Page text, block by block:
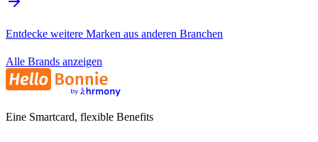
Entdecke weitere Marken aus anderen Branchen
Alle Brands anzeigen
Eine Smartcard, flexible Benefits